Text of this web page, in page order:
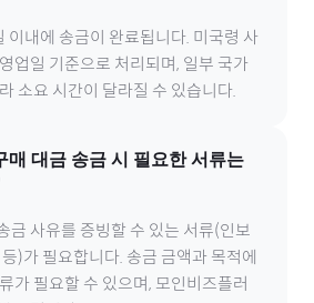
이내에 송금이 완료됩니다. 미국령 사
업일 기준으로 처리되며, 일부 국가
소요 시간이 달라질 수 있습니다.
매 대금 송금 시 필요한 서류는
금 사유를 증빙할 수 있는 서류(인보
)가 필요합니다. 송금 금액과 목적에
가 필요할 수 있으며, 모인비즈플러